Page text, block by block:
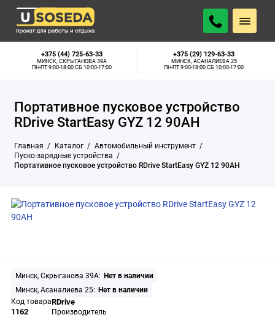
+375 (44) 725-63-33
МИНСК, СКРЫГАНОВА 39А
ПН-ПТ 9:00-18:00 СБ 10:00-17:00
+375 (29) 129-63-33
МИНСК, АСАНАЛИЕВА 25
ПН-ПТ 9:00-18:00 СБ 10:00-17:00
Портативное пусковое устройство
RDrive StartEasy GYZ 12 90AH
Главная Каталог
Автомобильный инструмент
Пуско-зарядные устройства
Портативное пусковое устройство RDrive StartEasy GYZ 12 90AH
Минск, Скрыганова 39А: Нет в наличии
Минск, Асаналиева 25: Нет в наличии
Код товара
1162
RDrive
Производитель
Минск, Скрыганова 39А:
Нет в наличии
Минск, Асаналиева 25: Нет в наличии
ПОДОБРАТЬ АНАЛОГ